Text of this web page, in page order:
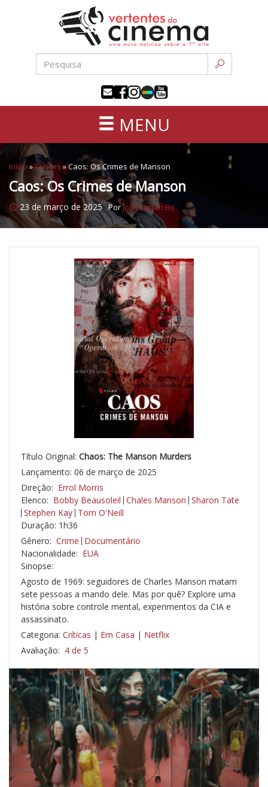
conteúdo
sétima
MENU
Início »Críticas »Caos: Os Crimes de Manson
Caos: Os Crimes de Manson
23 de março de 2025 PorJoão Lanari Bo
Título Original: Chaos: The Manson Murders
Lançamento: 06 de março de 2025
Direção: Errol Morris
Elenco: Bobby Beausoleil Chales Manson Sharon Tate
Stephen Kay Tom O'Neill
Duração: 1h36
Gênero: Crime Documentário
Nacionalidade: EUA
Sinopse:
Agosto de 1969: seguidores de Charles Manson matam
sete pessoas a mando dele. Mas por quê? Explore uma
história sobre controle mental, experimentos da CIA e
assassinato.
Categoria: Críticas | Em Casa | Netflix
Avaliação: 4 de 5